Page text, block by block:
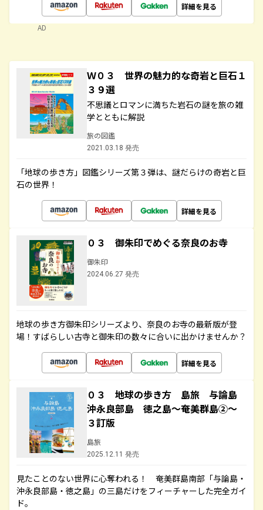
詳細を見る
AD
Ｗ０３ 世界の魅力的な奇岩と巨石１
３９選
不思議とロマンに満ちた岩石の謎を旅の雑
学とともに解説
旅の図鑑
2021.03.18 発売
「地球の歩き方」図鑑シリーズ第３弾は、謎だらけの奇岩と巨
石の世界！
詳細を見る
０３ 御朱印でめぐる奈良のお寺
御朱印
2024.06.27 発売
地球の歩き方御朱印シリーズより、奈良のお寺の最新版が登
場！すばらしい古寺と御朱印の数々に合いに出かけませんか？
詳細を見る
０３ 地球の歩き方 島旅 与論島
沖永良部島 徳之島～奄美群島②～
３訂版
島旅
2025.12.11 発売
見たことのない世界に心奪われる！ 奄美群島南部「与論島・
沖永良部島・徳之島」の三島だけをフィーチャーした完全ガイ
ド。